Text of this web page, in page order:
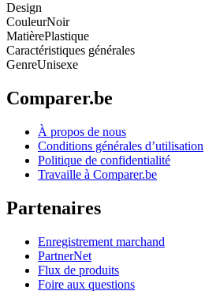
Design
CouleurNoir
MatièrePlastique
Caractéristiques générales
GenreUnisexe
Comparer.be
À propos de nous
Conditions générales d’utilisation
Politique de confidentialité
Travaille à Comparer.be
Partenaires
Enregistrement marchand
PartnerNet
Flux de produits
Foire aux questions